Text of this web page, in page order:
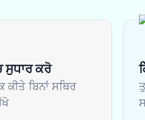
ਸੁਧਾਰ ਕਰੋ
ਕੀਤੇ ਬਿਨਾਂ ਸਥਿਰ